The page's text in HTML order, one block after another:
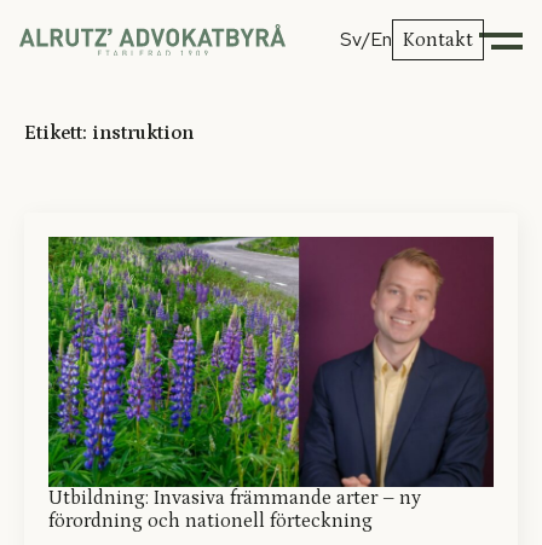
Sv/En Kontakt
Etikett: instruktion
Utbildning: Invasiva främmande arter – ny
förordning och nationell förteckning